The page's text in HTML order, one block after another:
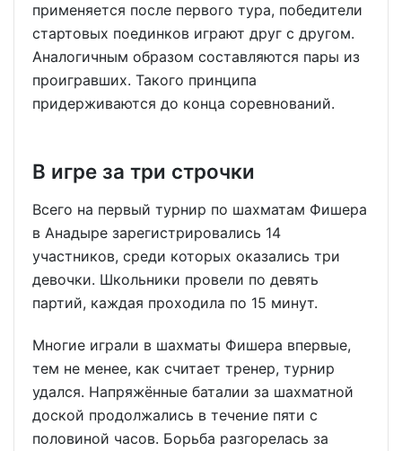
применяется после первого тура, победители
стартовых поединков играют друг с другом.
Аналогичным образом составляются пары из
проигравших. Такого принципа
придерживаются до конца соревнований.
В игре за три строчки
Всего на первый турнир по шахматам Фишера
в Анадыре зарегистрировались 14
участников, среди которых оказались три
девочки. Школьники провели по девять
партий, каждая проходила по 15 минут.
Многие играли в шахматы Фишера впервые,
тем не менее, как считает тренер, турнир
удался. Напряжённые баталии за шахматной
доской продолжались в течение пяти с
половиной часов. Борьба разгорелась за